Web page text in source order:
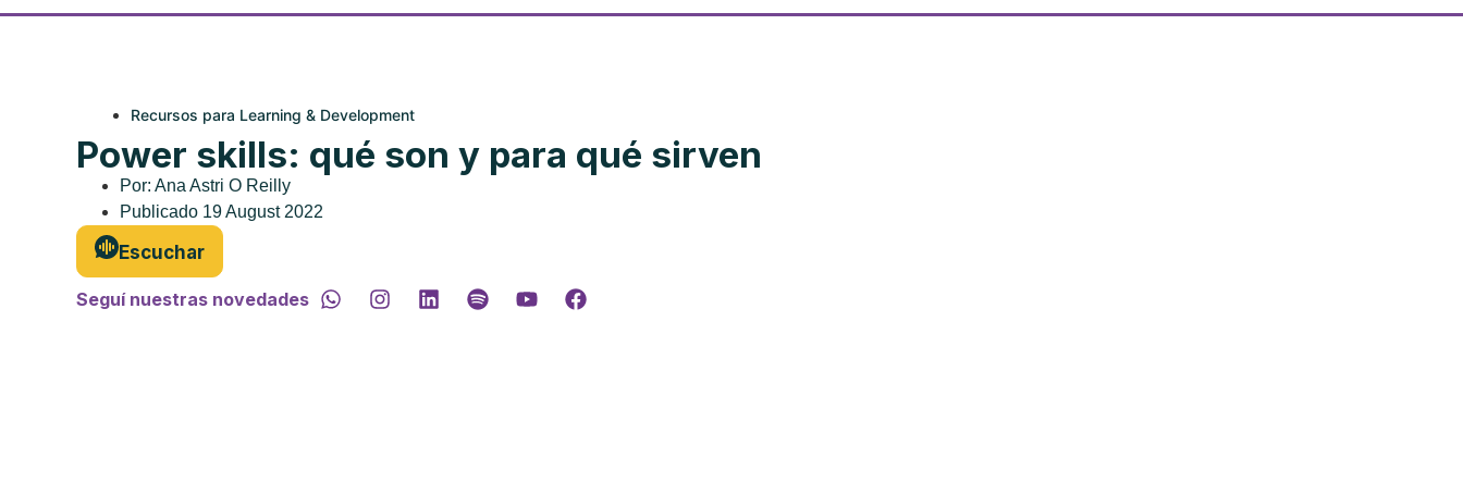
Recursos para Learning & Development
Power skills: qué son y para qué sirven
Por: Ana Astri O Reilly
Publicado 19 August 2022
Escuchar
Seguí nuestras novedades